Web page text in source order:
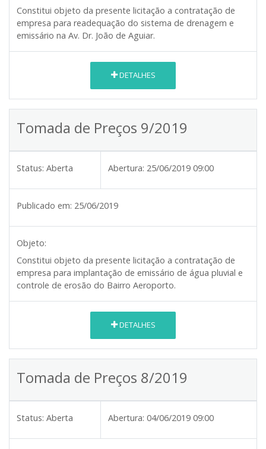
Constitui objeto da presente licitação a contratação de
empresa para readequação do sistema de drenagem e
emissário na Av. Dr. João de Aguiar.
DETALHES
Tomada de Preços 9/2019
Status: Aberta Abertura: 25/06/2019 09:00
Publicado em: 25/06/2019
Objeto:
Constitui objeto da presente licitação a contratação de
empresa para implantação de emissário de água pluvial e
controle de erosão do Bairro Aeroporto.
DETALHES
Tomada de Preços 8/2019
Status: Aberta Abertura: 04/06/2019 09:00